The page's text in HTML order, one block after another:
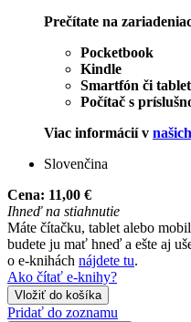
Prečítate na
Pocketbook
Kindle
Smartfón či
Počítač s
Viac informácií v
Slovenčina
Cena: 11,00 €
Ihneď na stiahnutie
Máte čítačku, tablet alebo
budete ju mať hneď a ešte aj
o e-knihách nájdete tu.
Ako čítať e-knihy?
Vložiť do košíka
Pridať do zoznamu